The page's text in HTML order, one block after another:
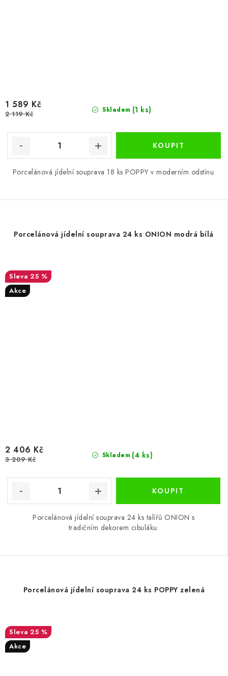
Skladem (1 ks)
1 589 Kč
2 119 Kč
Porcelánová jídelní souprava 18 ks POPPY v moderním odstínu.
Porcelánová jídelní souprava 24 ks ONION modrá bílá
25 %
Akce
Skladem (4 ks)
2 406 Kč
3 209 Kč
Porcelánová jídelní souprava 24 ks talířů ONION s
tradičním dekorem cibuláku.
Porcelánová jídelní souprava 24 ks POPPY zelená
25 %
Akce